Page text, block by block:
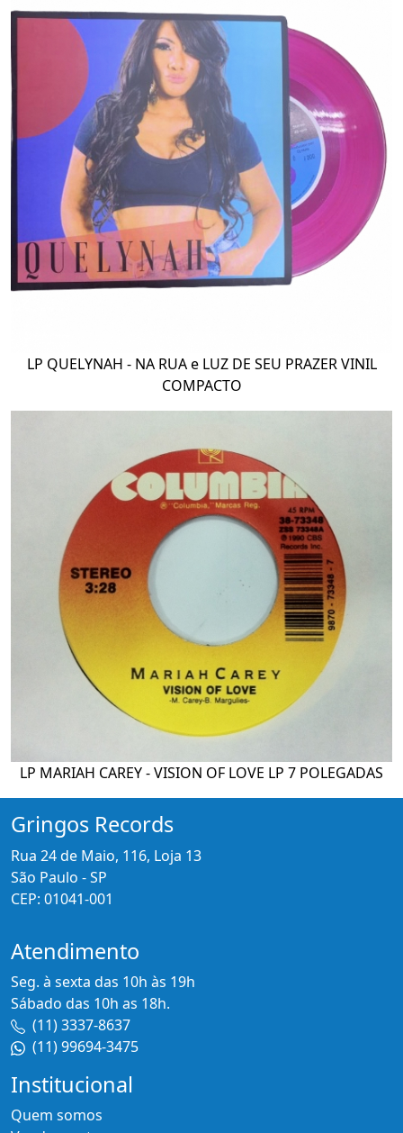
LP QUELYNAH - NA RUA e LUZ DE SEU PRAZER VINIL
COMPACTO
LP MARIAH CAREY - VISION OF LOVE LP 7 POLEGADAS
Gringos Records
Rua 24 de Maio, 116, Loja 13
São Paulo - SP
CEP: 01041-001
Atendimento
Seg. à sexta das 10h às 19h
Sábado das 10h as 18h.
(11) 3337-8637
(11) 99694-3475
Institucional
Quem somos